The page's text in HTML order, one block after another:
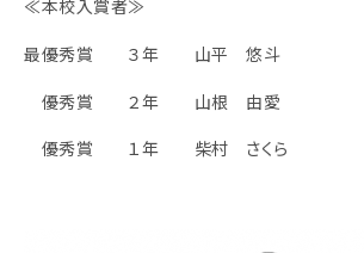
≪本校入賞者≫
最優秀賞 ３年 山平 悠斗
優秀賞 ２年 山根 由愛
優秀賞 １年 柴村 さくら